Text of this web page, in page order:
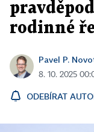
rodinné
Pavel P.
8. 10. 2025
ODEBÍRAT